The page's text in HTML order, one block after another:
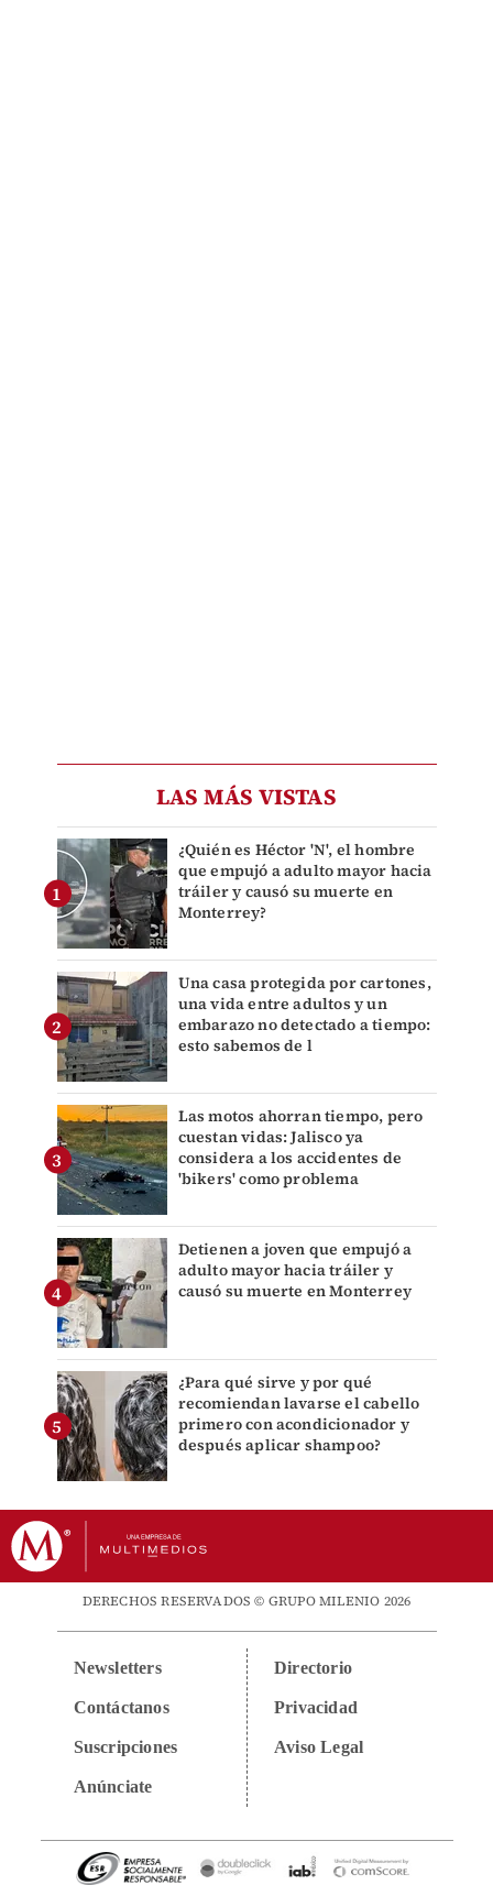
LAS MÁS VISTAS
¿Quién es Héctor 'N', el hombre
que empujó a adulto mayor hacia
tráiler y causó su muerte en
Monterrey?
Una casa protegida por cartones,
una vida entre adultos y un
embarazo no detectado a tiempo:
esto sabemos de l
Las motos ahorran tiempo, pero
cuestan vidas: Jalisco ya
considera a los accidentes de
'bikers' como problema
Detienen a joven que empujó a
adulto mayor hacia tráiler y
causó su muerte en Monterrey
¿Para qué sirve y por qué
recomiendan lavarse el cabello
primero con acondicionador y
después aplicar shampoo?
DERECHOS RESERVADOS © GRUPO MILENIO 2026
Newsletters
Contáctanos
Suscripciones
Anúnciate
Directorio
Privacidad
Aviso Legal